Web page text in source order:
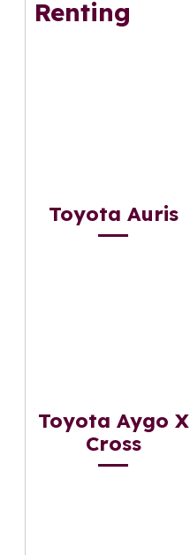
Renting
Toyota Auris
Toyota Aygo X
Cross